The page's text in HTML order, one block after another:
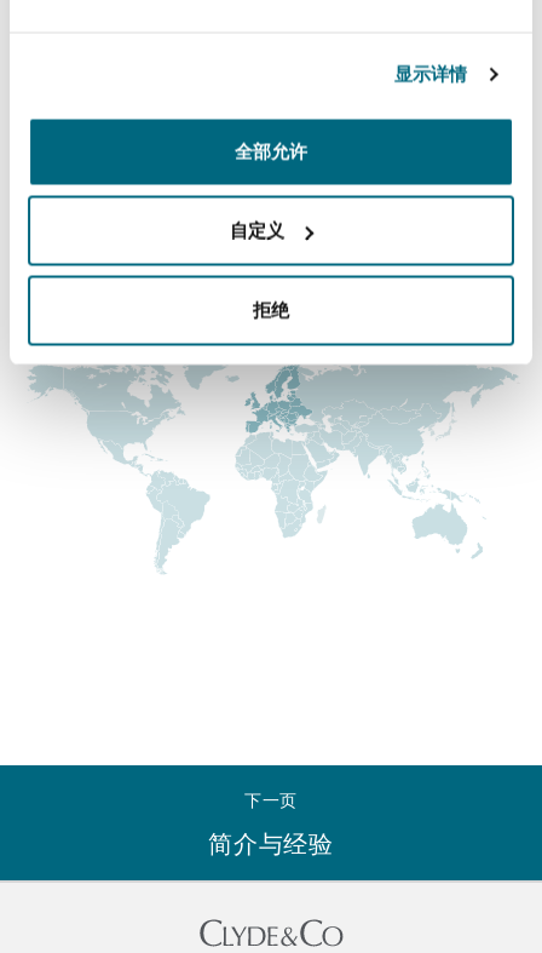
显示详情
全部允许
自定义
拒绝
Political Risk & Trade Credit
Product Liability & Recall
Property
Reinsurance
Specialty
兰巴托 – 联营办公室
约
兰治县
尼克斯
物浦
敦
德里
彻斯特，新贝利广场2号
黎
爱丁堡
+44 (0) 131 525 8651
涵盖的办公室和地区
下一页
简介与经验